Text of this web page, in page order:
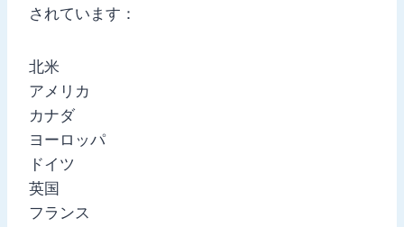
されています：
北米
アメリカ
カナダ
ヨーロッパ
ドイツ
英国
フランス